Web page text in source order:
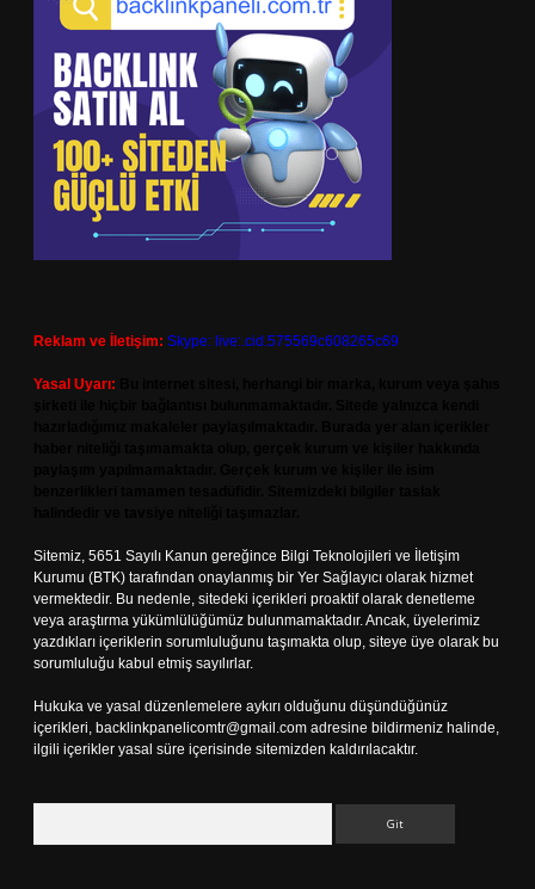
Reklam ve İletişim: Skype: live:.cid.575569c608265c69
Yasal Uyarı:
Sitemiz, 5651 Sayılı Kanun gereğince Bilgi Teknolojileri ve İletişim
Kurumu (BTK) tarafından onaylanmış bir Yer Sağlayıcı olarak hizmet
vermektedir. Bu nedenle, sitedeki içerikleri proaktif olarak denetleme
veya araştırma yükümlülüğümüz bulunmamaktadır. Ancak, üyelerimiz
yazdıkları içeriklerin sorumluluğunu taşımakta olup, siteye üye olarak bu
sorumluluğu kabul etmiş sayılırlar.
Hukuka ve yasal düzenlemelere aykırı olduğunu düşündüğünüz
içerikleri, backlinkpanelicomtr@gmail.com adresine bildirmeniz halinde,
ilgili içerikler yasal süre içerisinde sitemizden kaldırılacaktır.